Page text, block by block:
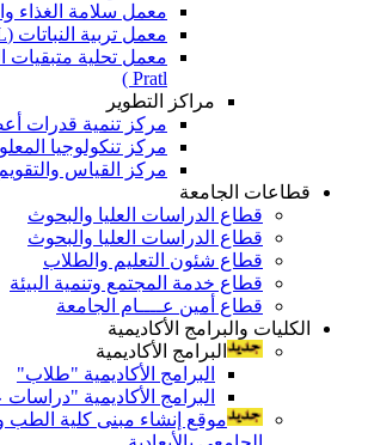
معمل سلامة الغذاء
معمل تربية النباتات (PBL )
معمل تحلية متبقيات
Pratl )
مراكز التطوير
مركز تنمية قدرات
مركز تنكولوجيا
مركز القياس والتقويم
قطاعات الجامعة
قطاع الدراسات العليا والبحوث
قطاع الدراسات العليا والبحوث
قطاع شئون التعليم والطلاب
قطاع خدمة المجتمع وتنمية البيئة
قطاع أمين عــــام الجامعة
الكليات والبرامج الأكاديمية
البرامج الأكاديمية
البرامج الأكاديمية "طلاب"
البرامج الأكاديمية "دراسات
موقع إنشاء مبنى كلية